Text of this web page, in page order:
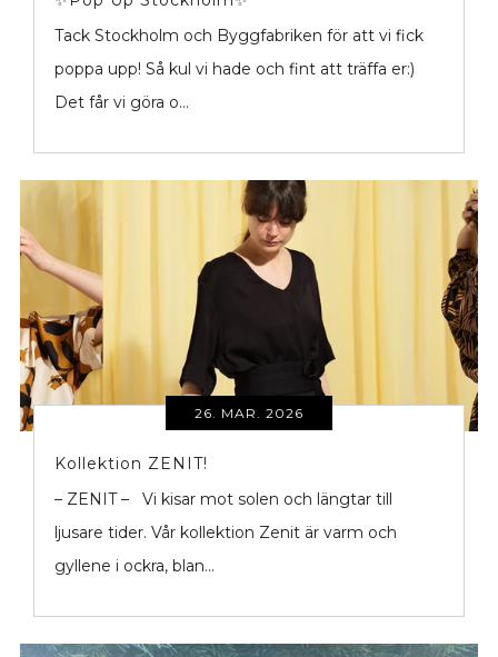
Tack Stockholm och Byggfabriken för att vi fick
poppa upp! Så kul vi hade och fint att träffa er:)
Det får vi göra o...
26. MAR. 2026
Kollektion ZENIT!
– ZENIT – Vi kisar mot solen och längtar till
ljusare tider. Vår kollektion Zenit är varm och
gyllene i ockra, blan...